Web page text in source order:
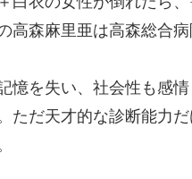
高森麻里亜は高森総合
憶を失い、社会性も感
ただ天才的な診断能力